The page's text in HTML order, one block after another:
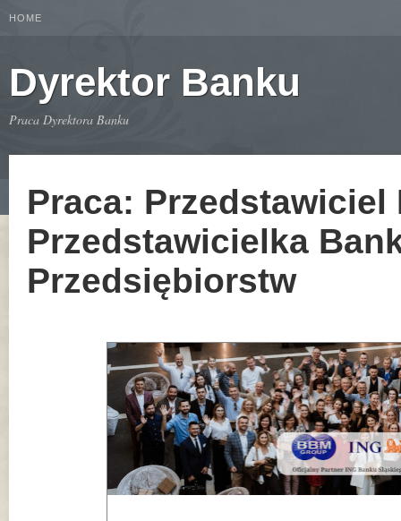
HOME
Dyrektor Banku
Praca Dyrektora Banku
Praca: Przedstawiciel
Przedstawicielka
Przedsiębiorstw